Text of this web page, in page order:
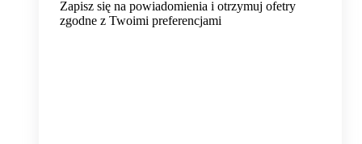
Zapisz się na powiadomienia i otrzymuj ofetry
zgodne z Twoimi preferencjami